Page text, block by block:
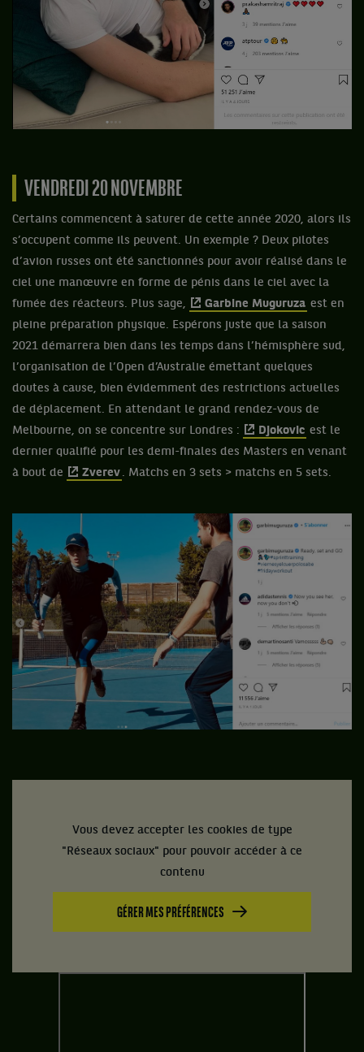
VENDREDI 20 NOVEMBRE
Certains commencent à saturer de cette année 2020, alors ils
s’occupent comme ils peuvent. Un exemple ? Deux pilotes
d’avion russes ont été sanctionnés pour avoir réalisé dans le
ciel une manœuvre en forme de pénis dans le ciel avec la
fumée des réacteurs. Plus sage,
Garbine Muguruza est en
pleine préparation physique. Espérons juste que la saison
2021 démarrera bien dans les temps dans l’hémisphère sud,
l’organisation de l’Open d’Australie émettant quelques
doutes à cause, bien évidemment des restrictions actuelles
de déplacement. En attendant le grand rendez-vous de
Melbourne, on se concentre sur Londres :
Djokovic est le
dernier qualifié pour les demi-finales des Masters en venant
à bout de
Zverev . Matchs en 3 sets > matchs en 5 sets.
Vous devez accepter les cookies de type
"Réseaux sociaux" pour pouvoir accéder à ce
contenu
GÉRER MES PRÉFÉRENCES